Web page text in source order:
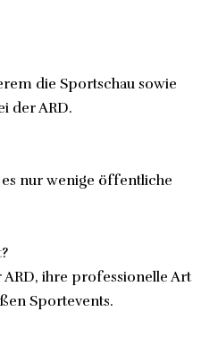
die Sportschau sowie
der ARD.
nur wenige öffentliche
ihre professionelle Art
Sportevents.